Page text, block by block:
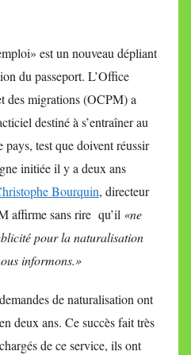
est un nouveau dépliant
du passeport. L’Office
des migrations (OCPM) a
destiné à s’entraîner au
pays, test que doivent réussir
initiée il y a deux ans
Bourquin, directeur
affirme sans rire qu’il «ne
pour la naturalisation
informons.»
de naturalisation ont
deux ans. Ce succès fait très
de ce service, ils ont